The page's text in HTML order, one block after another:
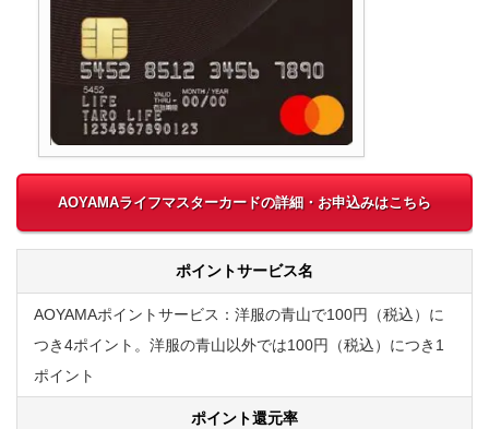
AOYAMAライフマスターカードの詳細・お申込みはこちら
ポイントサービス名
AOYAMAポイントサービス：洋服の青山で100円（税込）に
つき4ポイント。洋服の青山以外では100円（税込）につき1
ポイント
ポイント還元率